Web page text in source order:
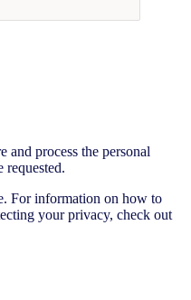
process the personal
requested.
For information on how to
your privacy, check out